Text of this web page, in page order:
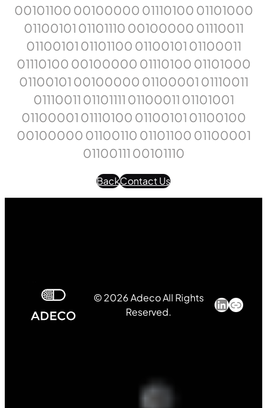
00101100 00100000 01110100 01101000
01100101 01101110 00100000 01110011
01100101 01101100 01100101 01100011
01110100 00100000 01110100 01101000
01100101 00100000 01100001 01110011
01110011 01101111 01100011 01101001
01100001 01110100 01100101 01100100
00100000 01100110 01101100 01100001
01100111 00101110
BackContact Us
© 2026 Adeco All Rights
Reserved.
Link